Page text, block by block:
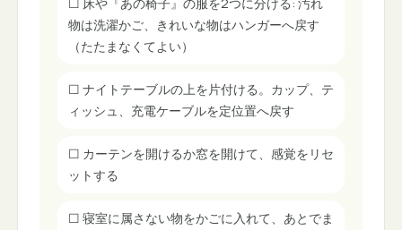
物は洗濯かご、きれいな物はハンガーへ戻す
（たたまなくてよい）
☐ ナイトテーブルの上を片付ける。カップ、テ
ィッシュ、充電ケーブルを定位置へ戻す
☐ カーテンを開けるか窓を開けて、感覚をリセ
ットする
☐ 寝室に属さない物をかごに入れて、あとでま